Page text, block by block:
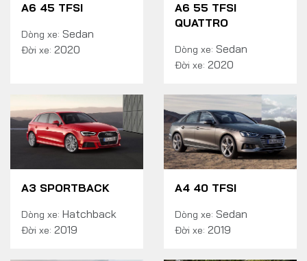
A6 45 TFSI
Dòng xe: Sedan
Đời xe: 2020
A6 55 TFSI
QUATTRO
Dòng xe: Sedan
Đời xe: 2020
A3 SPORTBACK
Dòng xe: Hatchback
Đời xe: 2019
A4 40 TFSI
Dòng xe: Sedan
Đời xe: 2019